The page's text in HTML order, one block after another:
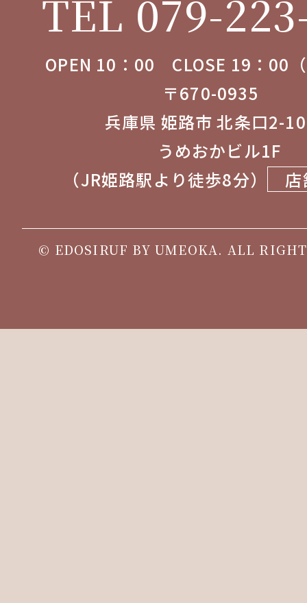
TEL 079-
OPEN 10：00 CLOSE 19：00
〒670-0935
兵庫県 姫路市 北条口
うめおかビル1F
（JR姫路駅より徒歩8分）
© EDOSIRUF BY UMEOKA. ALL